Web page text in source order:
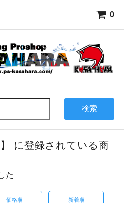
0
検索
に登録されている商
た
価格順 新着順